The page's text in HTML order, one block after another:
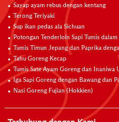
Sayap ayam rebus dengan kentang
Terong Teriyaki
Sup ikan pedas ala Sichuan
Potongan Tenderloin Sapi Tumis dalam
Tumis Timun Jepang dan Paprika
Tahu Goreng Kecap
Tumis Sate Ayam Goreng dan Inaniwa
Iga Sapi Goreng dengan Bawang dan
Nasi Goreng Fujian (Hokkien)